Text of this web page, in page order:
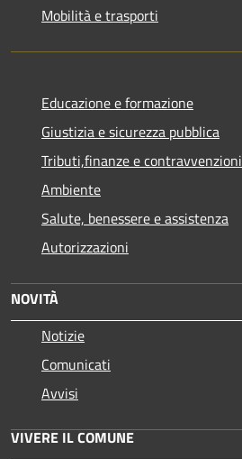
Mobilità e trasporti
Educazione e formazione
Giustizia e sicurezza pubblica
Tributi,finanze e contravvenzioni
Ambiente
Salute, benessere e assistenza
Autorizzazioni
NOVITÀ
Notizie
Comunicati
Avvisi
VIVERE IL COMUNE